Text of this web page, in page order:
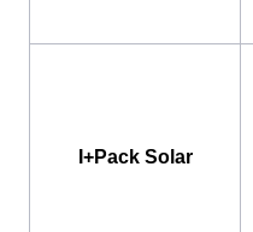
I+Pack Solar